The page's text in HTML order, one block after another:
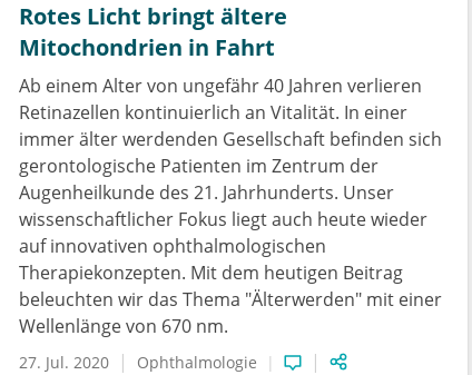
Rotes Licht bringt ältere
Mitochondrien in Fahrt
Ab einem Alter von ungefähr 40 Jahren verlieren
Retinazellen kontinuierlich an Vitalität. In einer
immer älter werdenden Gesellschaft befinden sich
gerontologische Patienten im Zentrum der
Augenheilkunde des 21. Jahrhunderts. Unser
wissenschaftlicher Fokus liegt auch heute wieder
auf innovativen ophthalmologischen
Therapiekonzepten. Mit dem heutigen Beitrag
beleuchten wir das Thema "Älterwerden" mit einer
Wellenlänge von 670 nm.
27. Jul. 2020 Ophthalmologie